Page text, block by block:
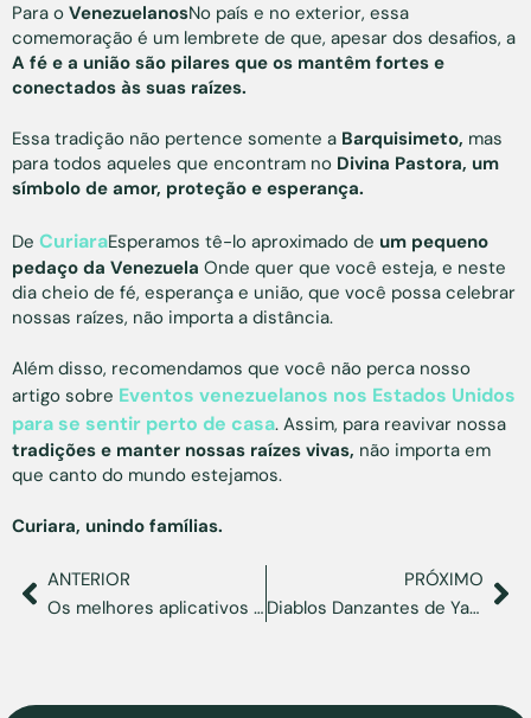
Para o VenezuelanosNo país e no exterior, essa
comemoração é um lembrete de que, apesar dos desafios, a
A fé e a união são pilares que os mantêm fortes e
conectados às suas raízes.
Essa tradição não pertence somente a Barquisimeto, mas
para todos aqueles que encontram no Divina Pastora, um
símbolo de amor, proteção e esperança.
De CuriaraEsperamos tê-lo aproximado de um pequeno
pedaço da Venezuela Onde quer que você esteja, e neste
dia cheio de fé, esperança e união, que você possa celebrar
nossas raízes, não importa a distância.
Além disso, recomendamos que você não perca nosso
artigo sobre Eventos venezuelanos nos Estados Unidos
para se sentir perto de casa. Assim, para reavivar nossa
tradições e manter nossas raízes vivas, não importa em
que canto do mundo estejamos.
Curiara, unindo famílias.
ANTERIOR
Os melhores aplicativos para aprender inglês e se adaptar à sua nova vida nos EUA
PRÓXIMO
Diablos Danzantes de Yare: tradição, fé e orgulho venezuelano